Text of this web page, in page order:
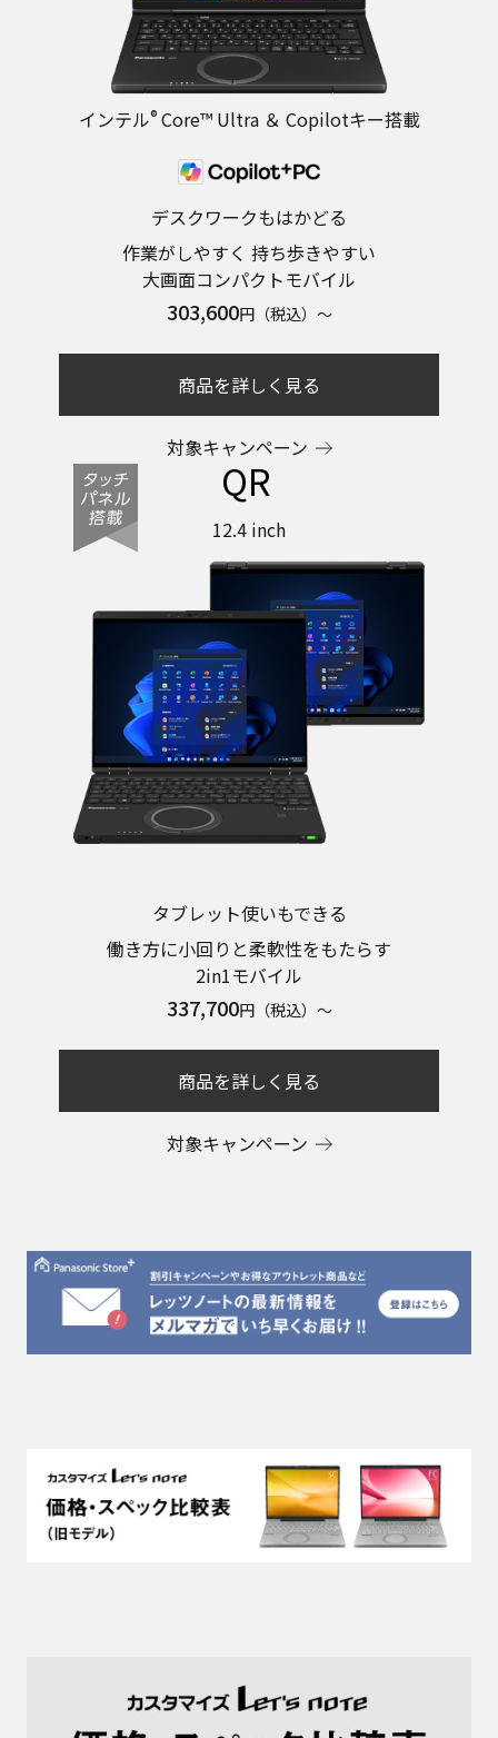
インテル®Core™ Ultra ＆ Copilotキー搭載
デスクワークもはかどる
作業がしやすく 持ち歩きやすい
大画面コンパクトモバイル
303,600円（税込）～
商品を詳しく見る
対象キャンペーン
QR
12.4 inch
タブレット使いもできる
働き方に小回りと柔軟性をもたらす
2in1モバイル
337,700円（税込）～
商品を詳しく見る
対象キャンペーン